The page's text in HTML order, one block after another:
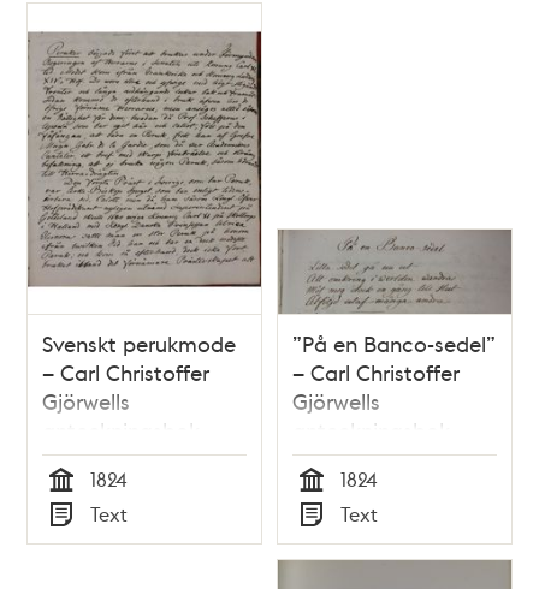
Svenskt perukmode
– Carl Christoffer
Gjörwells
anteckningsbok
1824
Tid
1824
Typ
Text
”På en Banco-sedel”
– Carl Christoffer
Gjörwells
anteckningsbok
1824
Tid
1824
Typ
Text